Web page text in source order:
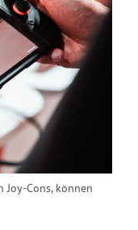
Joy-Cons, können